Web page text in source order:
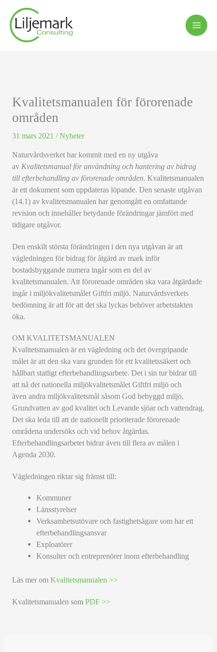
innehåll
Kvalitetsmanualen för förorenade
områden
31 mars 2021/Nyheter
Naturvårdsverket har kommit med en ny utgåva
avKvalitetsmanual för användning och hantering av bidrag
till efterbehandling av förorenade områden. Kvalitetsmanualen
är ett dokument som uppdateras löpande. Den senaste utgåvan
(14.1) av kvalitetsmanualen har genomgått en omfattande
revision och innehåller betydande förändringar jämfört med
tidigare utgåvor.
Den enskilt största förändringen i den nya utgåvan är att
vägledningen för bidrag för åtgärd av mark inför
bostadsbyggande numera ingår som en del av
kvalitetsmanualen. Att förorenade områden ska vara åtgärdade
ingår i miljökvalitetsmålet Giftfri miljö. Naturvårdsverkets
bedömning är att för att det ska lyckas behöver arbetstakten
öka.
OM KVALITETSMANUALEN
Kvalitetsmanualen är en vägledning och det övergripande
målet är att den ska vara grunden för ett kvalitetssäkert och
hållbart statligt efterbehandlingsarbete. Det i sin tur bidrar till
att nå det nationella miljökvalitetsmålet Giftfri miljö och
även andra miljökvalitetsmål såsom God bebyggd miljö,
Grundvatten av god kvalitet och Levande sjöar och vattendrag.
Det ska leda till att de nationellt prioriterade förorenade
områdena undersöks och vid behov åtgärdas.
Efterbehandlingsarbetet bidrar även till flera av målen i
Agenda 2030.
Vägledningen riktar sig främst till:
Kommuner
Länsstyrelser
Verksamhetsutövare och fastighetsägare som har ett
efterbehandlingsansvar
Exploatörer
Konsulter och entreprenörer inom efterbehandling
Läs mer omKvalitetsmanualen >>
Kvalitetsmanualen somPDF >>